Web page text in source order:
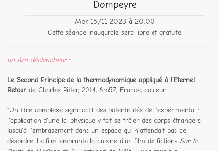
Dompeyre
Mer. 15/11 2023 à 20:00
Cette séance inaugurale sera libre et gratuite.
un film déclencheur:
Le Second Principe de la thermodynamique appliqué à l’Eternel
Retour de Charles Ritter, 2014, 6m57, France, couleur
"Un titre complexe significatif des potentialités de l'expérimental :
l'application d'une loi physique y fait se frôler des corps étrangers
jusqu'à l'embrasement dans un espace qui n’attendait pas ce
désordre. Le film emprunte la cuisine d’un film de fiction- Sur la